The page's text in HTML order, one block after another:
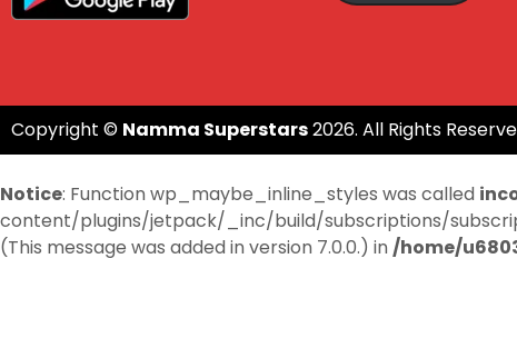
Copyright © Namma Superstars2026. All Rights
Notice: Function wp_maybe_inline_styles was called
content/plugins/jetpack/_inc/build/subscriptions/
(This message was added in version 7.0.0.) in /home/